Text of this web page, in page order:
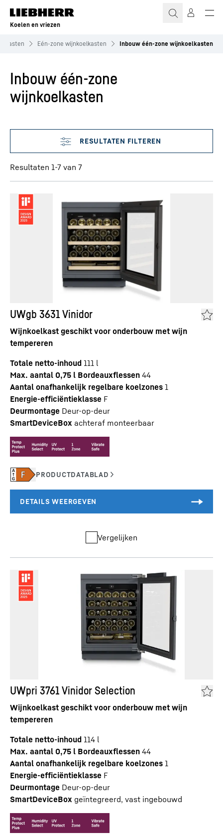
Koelen en vriezen
Eén‑zone wijnkoelkasten Inbouw één-zone wijnkoelkasten
Inbouw één-zone
wijnkoelkasten
Filter overslaan
Resultaten 1-7 van 7
UWgb 3631 Vinidor
Wijnkoelkast geschikt voor onderbouw met wijn
tempereren
Totale netto-inhoud 111 l
Max. aantal 0,75 l Bordeauxflessen 44
Aantal onafhankelijk regelbare koelzones 1
Energie-efficiëntieklasse F
Deurmontage Deur-op-deur
SmartDeviceBox achteraf monteerbaar
Vergelijken
UWpri 3761 Vinidor Selection
Wijnkoelkast geschikt voor onderbouw met wijn
tempereren
Totale netto-inhoud 114 l
Max. aantal 0,75 l Bordeauxflessen 44
Aantal onafhankelijk regelbare koelzones 1
Energie-efficiëntieklasse F
Deurmontage Deur-op-deur
SmartDeviceBox geïntegreerd, vast ingebouwd